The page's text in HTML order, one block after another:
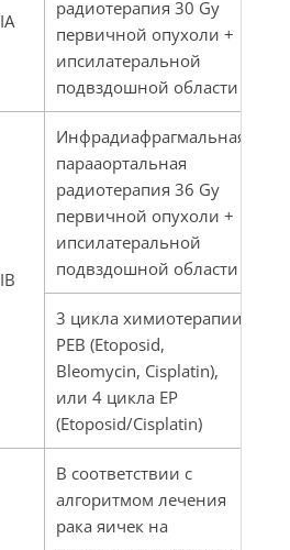
радиотерапия 30 Gy
первичной опухоли +
ипсилатеральной
подвздошной области
Инфрадиафрагмальная,
парааортальная
радиотерапия 36 Gy
первичной опухоли +
ипсилатеральной
подвздошной области
3 цикла химиотерапии
PEB (Etoposid,
Bleomycin, Cisplatin),
или 4 цикла EP
(Etoposid/Cisplatin)
В соответствии с
алгоритмом лечения
рака яичек на